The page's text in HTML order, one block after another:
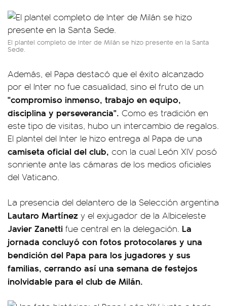
El plantel completo de Inter de Milán se hizo presente en la Santa
Sede.
Además, el Papa destacó que el éxito alcanzado
por el Inter no fue casualidad, sino el fruto de un
"compromiso inmenso, trabajo en equipo,
disciplina y perseverancia". Como es tradición en
este tipo de visitas, hubo un intercambio de regalos.
El plantel del Inter le hizo entrega al Papa de una
camiseta oficial del club, con la cual León XIV posó
sonriente ante las cámaras de los medios oficiales
del Vaticano.
La presencia del delantero de la Selección argentina
Lautaro Martínez y el exjugador de la Albiceleste
Javier Zanetti fue central en la delegación. La
jornada concluyó con fotos protocolares y una
bendición del Papa para los jugadores y sus
familias, cerrando así una semana de festejos
inolvidable para el club de Milán.